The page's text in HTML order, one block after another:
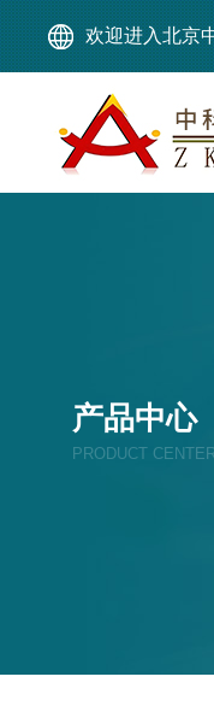
欢迎进入北京
产品中心
PRODUCT CENTER